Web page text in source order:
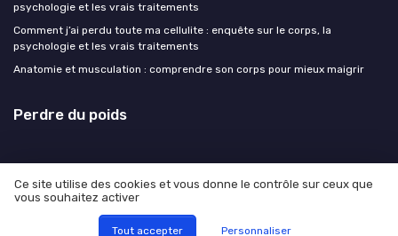
psychologie et les vrais traitements
Comment j’ai perdu toute ma cellulite : enquête sur le corps, la
psychologie et les vrais traitements
Anatomie et musculation : comprendre son corps pour mieux maigrir
Perdre du poids
Mentions légales
© Perdre du poids 2026
Ce site utilise des cookies et vous donne le contrôle sur ceux que
vous souhaitez activer
Tout accepter Personnaliser